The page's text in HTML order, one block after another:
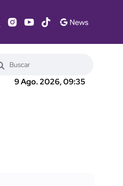
9 Ago. 2026, 09:35